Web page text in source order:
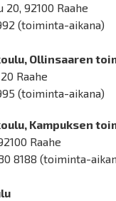
20, 92100 Raahe
(toiminta-aikana)
Ollinsaaren
Raahe
(toiminta-aikana)
Kampuksen
Raahe
8188 (toiminta-